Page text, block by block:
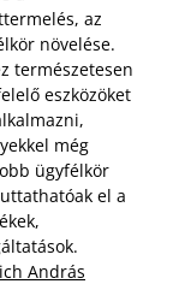
az
növelése.
természetesen
eszközöket
még
ügyfélkör
el a
András